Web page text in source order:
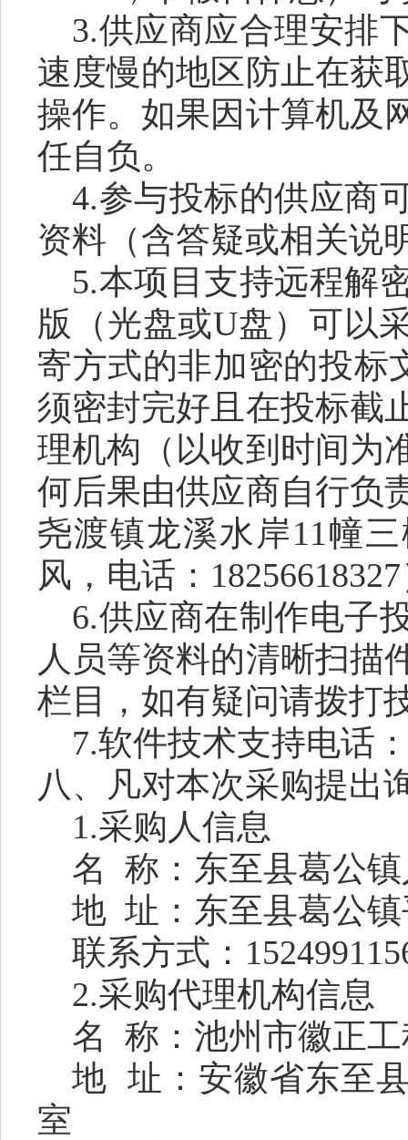
3.供应商应合理安排
速度慢的地区防止在获
操作。如果因计算机及
任自负。
4.参与投标的供应商
资料（含答疑或相关说
5.本项目支持远程解
版（光盘或U盘）可以
寄方式的非加密的投标
须密封完好且在投标截
理机构（以收到时间为
何后果由供应商自行负
尧渡镇龙溪水岸11幢
风，电话：
6.供应商在制作电子
人员等资料的清晰扫描
栏目，如有疑问请拨打
7.软件技术支持电话
八 、 凡对本次采购提出
1.采购人信息
名
称：东至县葛公
地 址：东至县葛公
联系方式：
2.采购代理机构信息
名
称：池州市徽正
地 址：安徽省东至
室